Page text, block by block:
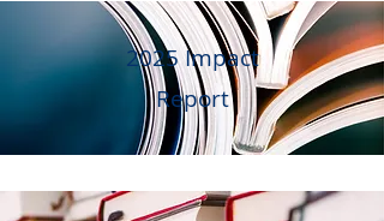
2025 Impact
Report